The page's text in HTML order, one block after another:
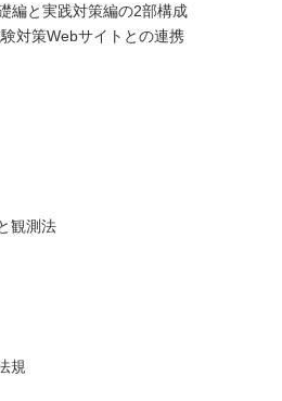
編と実践対策編の2部構成
対策Webサイトとの連携
観測法
規